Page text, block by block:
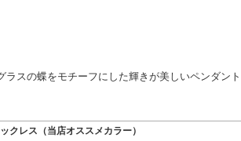
ラスの蝶をモチーフにした輝きが美しいペンダン
クレス（当店オススメカラー）